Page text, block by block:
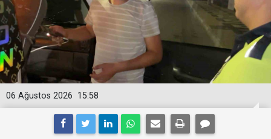
15:58
06 Ağustos 2026